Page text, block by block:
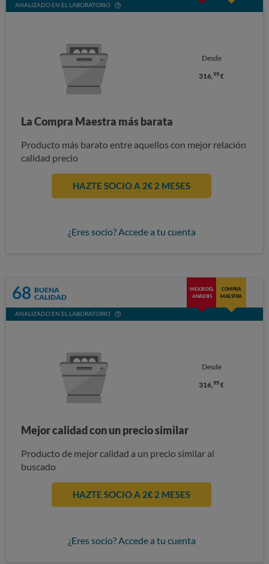
ANALIZADO EN EL LABORATORIO
Desde
316,99 €
La Compra Maestra más barata
Producto más barato entre aquellos con mejor relación
calidad precio
HAZTE SOCIO A 2€ 2 MESES
¿Eres socio? Accede a tu cuenta
68 BUENA
CALIDAD
MEJOR DEL
ANÁLISIS
COMPRA
MAESTRA
ANALIZADO EN EL LABORATORIO
Desde
316,99 €
Mejor calidad con un precio similar
Producto de mejor calidad a un precio similar al
buscado
HAZTE SOCIO A 2€ 2 MESES
¿Eres socio? Accede a tu cuenta